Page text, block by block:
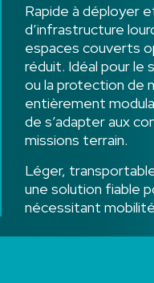
Rapide à déployer
d’infrastructure
espaces couverts
réduit. Idéal pour le
ou la protection de
entièrement
de s’adapter aux
missions terrain.
Léger,
une solution fiable
nécessitant